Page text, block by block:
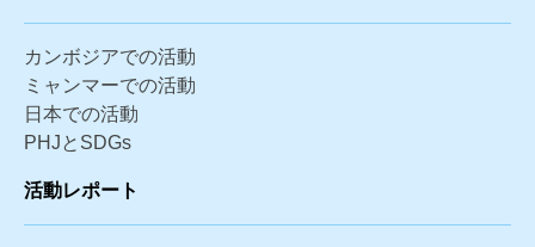
カンボジアでの活動
ミャンマーでの活動
日本での活動
PHJとSDGs
活動レポート